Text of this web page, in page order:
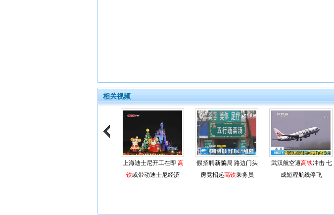
相关视频
上海迪士尼开工在即 高
铁或带动迪士尼经济
假招聘新骗局 路边门头
房竟招起高铁乘务员
武汉航空遭高铁冲击 七
成短程航线停飞